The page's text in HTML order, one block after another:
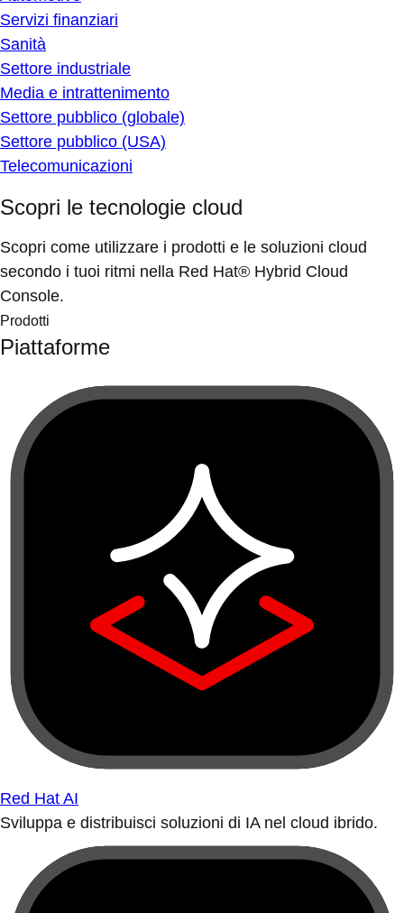
Servizi finanziari
Sanità
Settore industriale
Media e intrattenimento
Settore pubblico (globale)
Settore pubblico (USA)
Telecomunicazioni
Scopri le tecnologie cloud
Scopri come utilizzare i prodotti e le soluzioni cloud
secondo i tuoi ritmi nella Red Hat® Hybrid Cloud
Console.
Prodotti
Piattaforme
Red Hat AI
Sviluppa e distribuisci soluzioni di IA nel cloud ibrido.